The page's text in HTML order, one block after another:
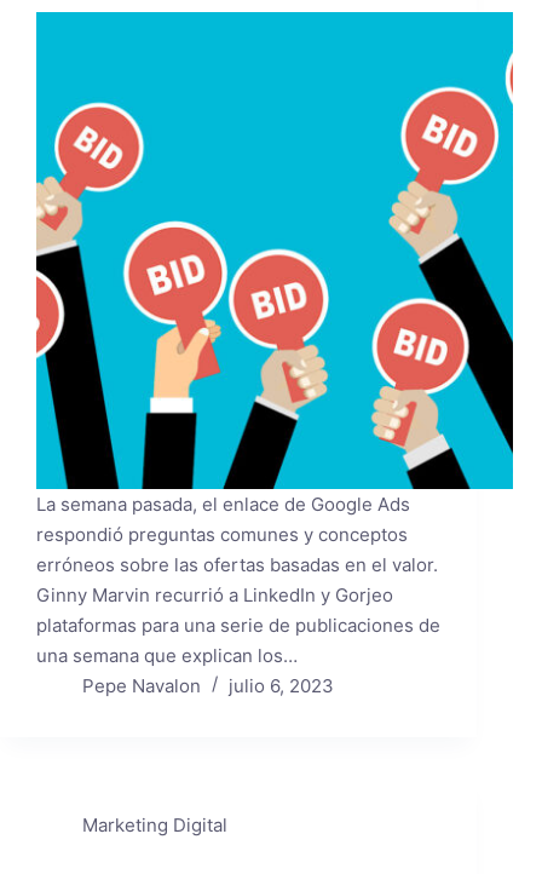
La semana pasada, el enlace de Google Ads
respondió preguntas comunes y conceptos
erróneos sobre las ofertas basadas en el valor.
Ginny Marvin recurrió a LinkedIn y Gorjeo
plataformas para una serie de publicaciones de
una semana que explican los…
Pepe Navalon
julio 6, 2023
Marketing Digital